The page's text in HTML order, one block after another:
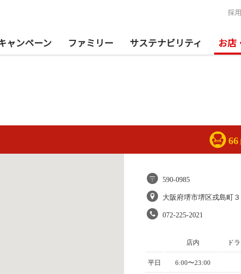
ャンペーン ファミリー サステナビリティ お店
採
66
590-0985
大阪府堺市堺区戎島町３
072-225-2021
店内 ド
平日 6:00〜23:00